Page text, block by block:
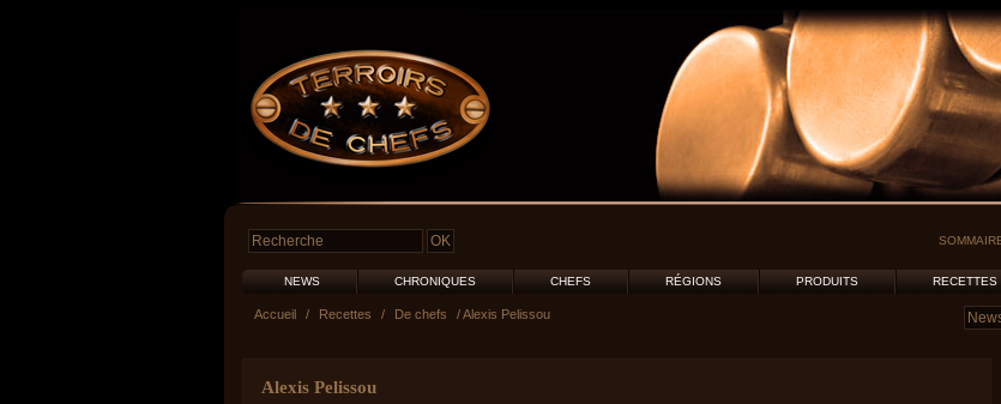
NEWS CHRONIQUES CHEFS RÉGIONS PRODUITS RECETTES
Accueil / Recettes / De chefs / Alexis Pelissou
Alexis Pelissou